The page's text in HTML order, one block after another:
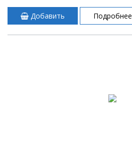
Добавить Подробнее